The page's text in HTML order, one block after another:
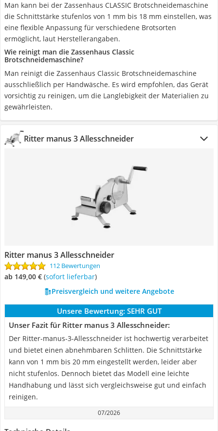
Man kann bei der Zassenhaus CLASSIC Brotschneidemaschine
die Schnittstärke stufenlos von 1 mm bis 18 mm einstellen, was
eine flexible Anpassung für verschiedene Brotsorten
ermöglicht, laut Herstellerangaben.
Wie reinigt man die Zassenhaus Classic
Brotschneidemaschine?
Man reinigt die Zassenhaus Classic Brotschneidemaschine
ausschließlich per Handwäsche. Es wird empfohlen, das Gerät
vorsichtig zu reinigen, um die Langlebigkeit der Materialien zu
gewährleisten.
Ritter manus 3 Allesschneider
Ritter manus 3 Allesschneider
112 Bewertungen
ab 149,00 € ( Sofort lieferbar)
Preisvergleich und weitere Angebote
Unsere Bewertung: SEHR GUT
Unser Fazit für Ritter manus 3 Allesschneider:
Der Ritter-manus-3-Allesschneider ist hochwertig verarbeitet
und bietet einen abnehmbaren Schlitten. Die Schnittstärke
kann von 1 mm bis 20 mm eingestellt werden, leider aber
nicht stufenlos. Dennoch bietet das Modell eine leichte
Handhabung und lässt sich vergleichsweise gut und einfach
reinigen.
07/2026